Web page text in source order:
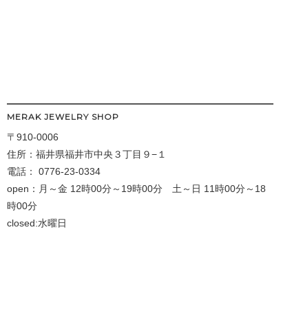
MERAK JEWELRY SHOP
〒910-0006
住所：福井県福井市中央３丁目９−１
電話： 0776-23-0334
open：月～金 12時00分～19時00分 土～日 11時00分～18
時00分
closed:水曜日